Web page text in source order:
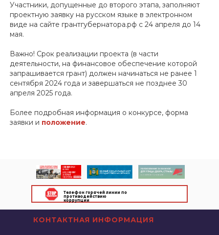
Участники, допущенные до второго этапа, заполняют
проектную заявку на русском языке в электронном
виде на сайте грантгубернатора.рф с 24 апреля до 14
мая.
Важно! Срок реализации проекта (в части
деятельности, на финансовое обеспечение которой
запрашивается грант) должен начинаться не ранее 1
сентября 2024 года и завершаться не позднее 30
апреля 2025 года.
Более подробная информация о конкурсе, форма
заявки и положение.
КОНТАКТНАЯ ИНФОРМАЦИЯ
Телефон горячей линии по
противодействию
коррупции